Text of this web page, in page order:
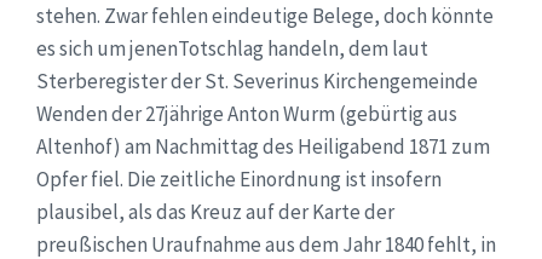
stehen. Zwar fehlen eindeutige Belege, doch könnte
es sich um jenenTotschlag handeln, dem laut
Sterberegister der St. Severinus Kirchengemeinde
Wenden der 27jährige Anton Wurm (gebürtig aus
Altenhof) am Nachmittag des Heiligabend 1871 zum
Opfer fiel. Die zeitliche Einordnung ist insofern
plausibel, als das Kreuz auf der Karte der
preußischen Uraufnahme aus dem Jahr 1840 fehlt, in